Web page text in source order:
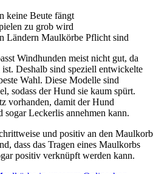
keine Beute fängt
zu grob wird
Ländern Maulkörbe Pflicht sind
Windhunden meist nicht gut, da
Deshalb sind speziell entwickelte
Wahl. Diese Modelle sind
sodass der Hund sie kaum spürt.
vorhanden, damit der Hund
Leckerlis annehmen kann.
und positiv an den Maulkorb
dass das Tragen eines Maulkorbs
positiv verknüpft werden kann.